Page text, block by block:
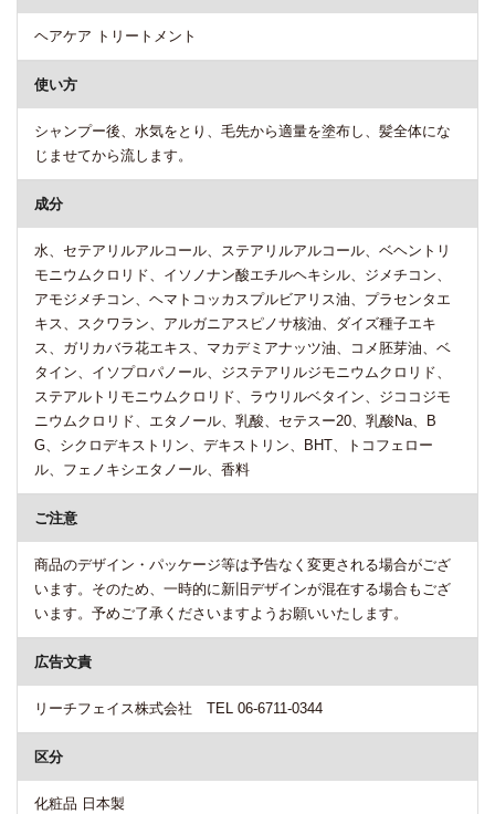
ヘアケア トリートメント
使い方
シャンプー後、水気をとり、毛先から適量を塗布し、髪全体にな
じませてから流します。
成分
水、セテアリルアルコール、ステアリルアルコール、ベヘントリ
モニウムクロリド、イソノナン酸エチルヘキシル、ジメチコン、
アモジメチコン、ヘマトコッカスプルビアリス油、プラセンタエ
キス、スクワラン、アルガニアスピノサ核油、ダイズ種子エキ
ス、ガリカバラ花エキス、マカデミアナッツ油、コメ胚芽油、ベ
タイン、イソプロパノール、ジステアリルジモニウムクロリド、
ステアルトリモニウムクロリド、ラウリルベタイン、ジココジモ
ニウムクロリド、エタノール、乳酸、セテスー20、乳酸Na、B
G、シクロデキストリン、デキストリン、BHT、トコフェロー
ル、フェノキシエタノール、香料
ご注意
商品のデザイン・パッケージ等は予告なく変更される場合がござ
います。そのため、一時的に新旧デザインが混在する場合もござ
います。予めご了承くださいますようお願いいたします。
広告文責
リーチフェイス株式会社 TEL 06-6711-0344
区分
化粧品 日本製